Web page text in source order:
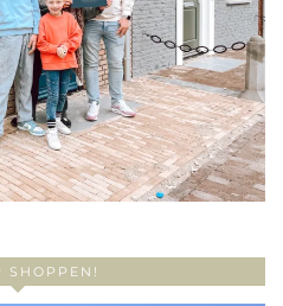
SHOPPEN!